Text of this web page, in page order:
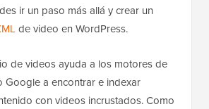
ir un paso más allá y crear un
de video en WordPress.
de videos ayuda a los motores de
Google a encontrar e indexar
con videos incrustados. Como